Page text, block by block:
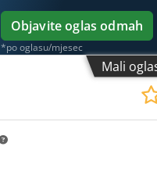
Objavite oglas odmah
*po oglasu/mjesec
Mali